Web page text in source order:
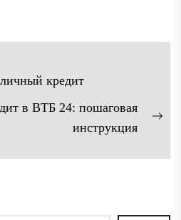
кредит
в ВТБ 24: пошаговая
инструкция